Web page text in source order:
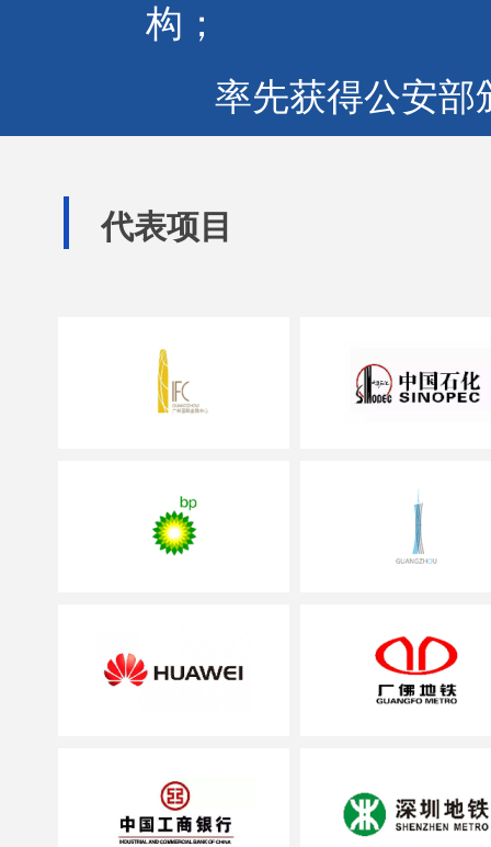
构；
率先获得公安部
率先获得政府认定
率先引进并运用
率先参与编制广东
率先创新成功运用
率先荣登中央电视
代表项目